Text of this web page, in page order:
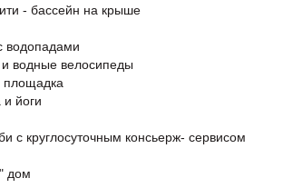
- бассейн на крыше
водопадами
водные велосипеды
площадка
йоги
с круглосуточным консьерж- сервисом
дом